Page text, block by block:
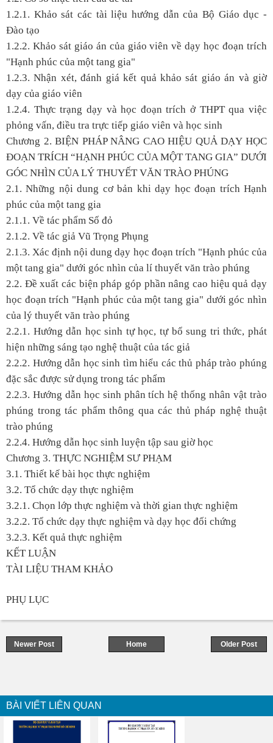
1.2.1. Khảo sát các tài liệu hướng dẫn của Bộ Giáo dục -
Đào tạo
1.2.2. Khảo sát giáo án của giáo viên về dạy học đoạn trích
"Hạnh phúc của một tang gia"
1.2.3. Nhận xét, đánh giá kết quả khảo sát giáo án và giờ
dạy của giáo viên
1.2.4. Thực trạng dạy và học đoạn trích ở THPT qua việc
phỏng vấn, điều tra trực tiếp giáo viên và học sinh
Chương 2. BIỆN PHÁP NÂNG CAO HIỆU QUẢ DẠY HỌC
ĐOẠN TRÍCH “HẠNH PHÚC CỦA MỘT TANG GIA” DƯỚI
GÓC NHÌN CỦA LÝ THUYẾT VĂN TRÀO PHÚNG
2.1. Những nội dung cơ bản khi dạy học đoạn trích Hạnh
phúc của một tang gia
2.1.1. Về tác phẩm Số đỏ
2.1.2. Về tác giả Vũ Trọng Phụng
2.1.3. Xác định nội dung dạy học đoạn trích "Hạnh phúc của
một tang gia" dưới góc nhìn của lí thuyết văn trào phúng
2.2. Đề xuất các biện pháp góp phần nâng cao hiệu quả dạy
học đoạn trích "Hạnh phúc của một tang gia" dưới góc nhìn
của lý thuyết văn trào phúng
2.2.1. Hướng dẫn học sinh tự học, tự bổ sung tri thức, phát
hiện những sáng tạo nghệ thuật của tác giả
2.2.2. Hướng dẫn học sinh tìm hiểu các thủ pháp trào phúng
đặc sắc được sử dụng trong tác phẩm
2.2.3. Hướng dẫn học sinh phân tích hệ thống nhân vật trào
phúng trong tác phẩm thông qua các thủ pháp nghệ thuật
trào phúng
2.2.4. Hướng dẫn học sinh luyện tập sau giờ học
Chương 3. THỰC NGHIỆM SƯ PHẠM
3.1. Thiết kế bài học thực nghiệm
3.2. Tổ chức dạy thực nghiệm
3.2.1. Chọn lớp thực nghiệm và thời gian thực nghiệm
3.2.2. Tổ chức dạy thực nghiệm và dạy học đối chứng
3.2.3. Kết quả thực nghiệm
KẾT LUẬN
TÀI LIỆU THAM KHẢO
PHỤ LỤC
Newer Post Older Post
Home
BÀI VIẾT LIÊN QUAN